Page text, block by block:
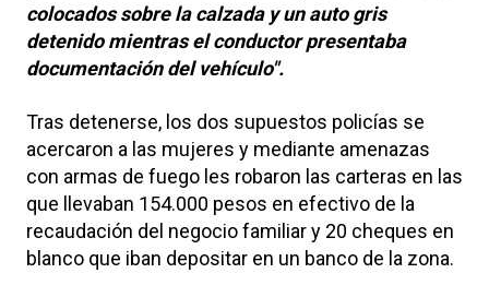
colocados sobre la calzada y un auto gris
detenido mientras el conductor presentaba
documentación del vehículo".
Tras detenerse, los dos supuestos policías se
acercaron a las mujeres y mediante amenazas
con armas de fuego les robaron las carteras en las
que llevaban 154.000 pesos en efectivo de la
recaudación del negocio familiar y 20 cheques en
blanco que iban depositar en un banco de la zona.